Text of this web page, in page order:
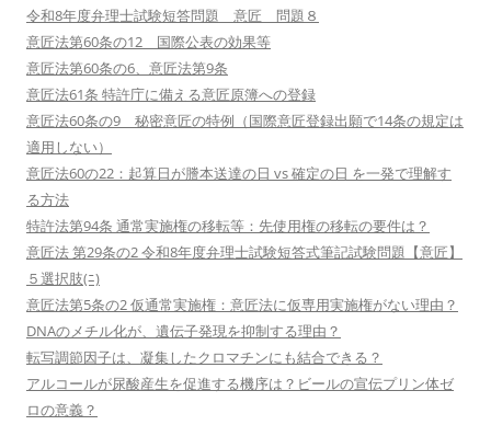
令和8年度弁理士試験短答問題 意匠 問題８
意匠法第60条の12 国際公表の効果等
意匠法第60条の6、意匠法第9条
意匠法61条 特許庁に備える意匠原簿への登録
意匠法60条の9 秘密意匠の特例（国際意匠登録出願で14条の規定は
適用しない）
意匠法60の22：起算日が謄本送達の日 vs 確定の日 を一発で理解す
る方法
特許法第94条 通常実施権の移転等：先使用権の移転の要件は？
意匠法 第29条の2 令和8年度弁理士試験短答式筆記試験問題【意匠】
５選択肢(ﾆ)
意匠法第5条の2 仮通常実施権：意匠法に仮専用実施権がない理由？
DNAのメチル化が、遺伝子発現を抑制する理由？
転写調節因子は、凝集したクロマチンにも結合できる？
アルコールが尿酸産生を促進する機序は？ビールの宣伝プリン体ゼ
ロの意義？